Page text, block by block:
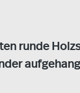
runde